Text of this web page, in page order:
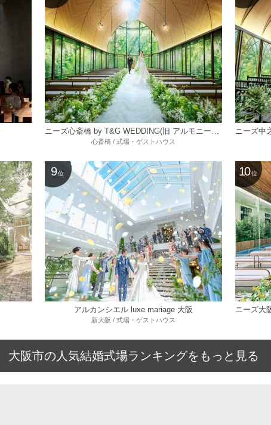
心斎橋 / 式場・ゲストハウス
9 位
アルカンシエル luxe mariage 大阪
新大阪 / 式場・ゲストハウス
10 位
大阪市の人気結婚式場ランキングをもっと見る